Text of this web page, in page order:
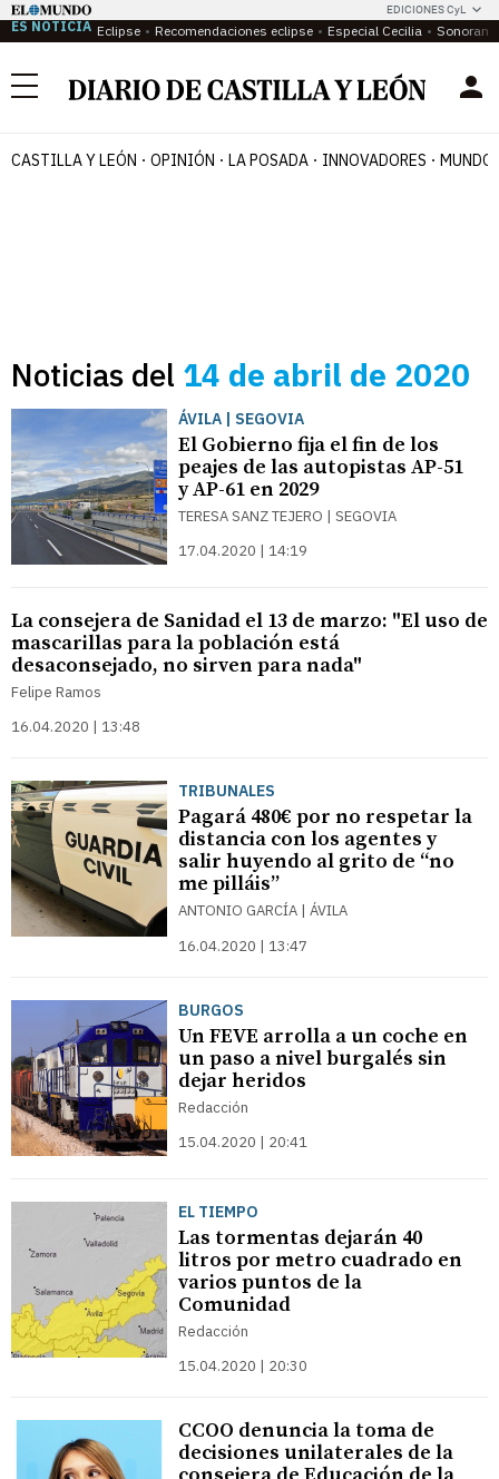
EDICIONES CyL
ES NOTICIA Eclipse Recomendaciones eclipse Especial Cecilia
Menú
CASTILLA Y LEÓN OPINIÓN LA POSADA INNOVADORES MUNDO
Noticias del 14 de abril de 2020
ÁVILA | SEGOVIA
El Gobierno fija el fin de los
peajes de las autopistas AP-51
y AP-61 en 2029
TERESA SANZ TEJERO | SEGOVIA
17.04.2020 | 14:19
La consejera de Sanidad el 13 de marzo: "El uso de
mascarillas para la población está
desaconsejado, no sirven para nada"
Felipe Ramos
16.04.2020 | 13:48
TRIBUNALES
Pagará 480€ por no respetar la
distancia con los agentes y
salir huyendo al grito de “no
me pilláis”
ANTONIO GARCÍA | ÁVILA
16.04.2020 | 13:47
BURGOS
Un FEVE arrolla a un coche en
un paso a nivel burgalés sin
dejar heridos
Redacción
15.04.2020 | 20:41
EL TIEMPO
Las tormentas dejarán 40
litros por metro cuadrado en
varios puntos de la
Comunidad
Redacción
15.04.2020 | 20:30
CCOO denuncia la toma de
decisiones unilaterales de la